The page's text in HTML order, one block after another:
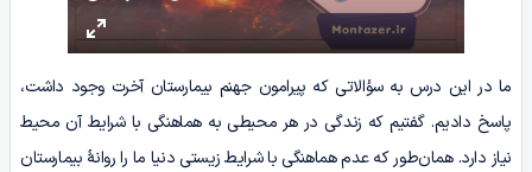
ما در این درس به سؤالاتی که پیرامون جهنم بیمارستان آخرت وجود داشت،
پاسخ دادیم. گفتیم که زندگی در هر محیطی به هماهنگی با شرایط آن محیط
نیاز دارد. همان‌طور که عدم هماهنگی با شرایط زیستی دنیا ما را روانۀ بیمارستان